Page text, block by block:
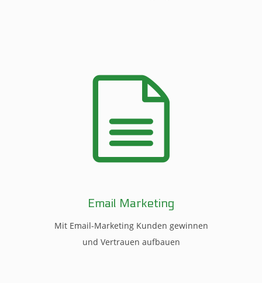
Email Marketing
Mit Email-Marketing Kunden gewinnen
und Vertrauen aufbauen